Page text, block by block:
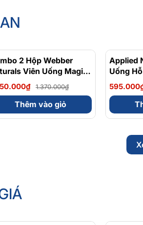
- 23%
2 Hộp Webber
Viên Uống Magie
Hấp Làm Dịu Nhẹ
Hệ Tiêu Hóa
Bisglycinate
- Hộp 120 Viên
1.370.000₫
Thêm vào giỏ
Applied
Uống
viên -
Quốc,